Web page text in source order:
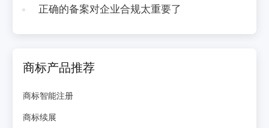
正确的备案对企业合规太重要了
商标产品推荐
商标智能注册
商标续展